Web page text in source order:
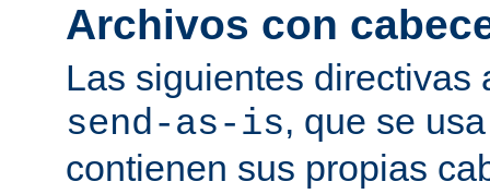
Archivos con
Las siguientes directivas
send-as-is, que se
contienen sus propias